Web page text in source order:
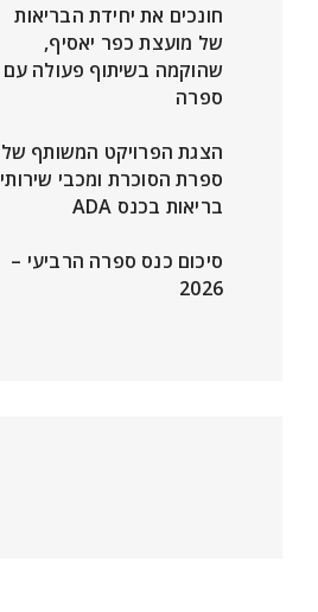
חונכים את יחידת הבריאות
של מועצת כפר יאסיף,
שהוקמה בשיתוף פעולה עם
ספרה
הצגת הפרויקט המשותף של
ספרת הסוכרת ומכבי שירותי
בריאות בכנס ADA
סיכום כנס ספרה הרביעי –
2026